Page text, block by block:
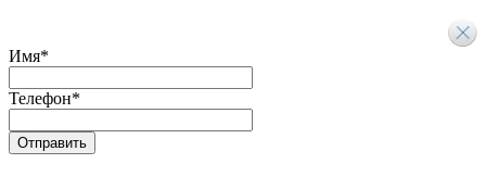
Имя*
Телефон*